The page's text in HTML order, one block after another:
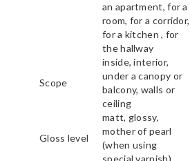
an apartment, for a
room, for a corridor,
for a kitchen , for
the hallway
Scope
inside, interior,
under a canopy or
balcony, walls or
ceiling
Gloss level
matt, glossy,
mother of pearl
(when using